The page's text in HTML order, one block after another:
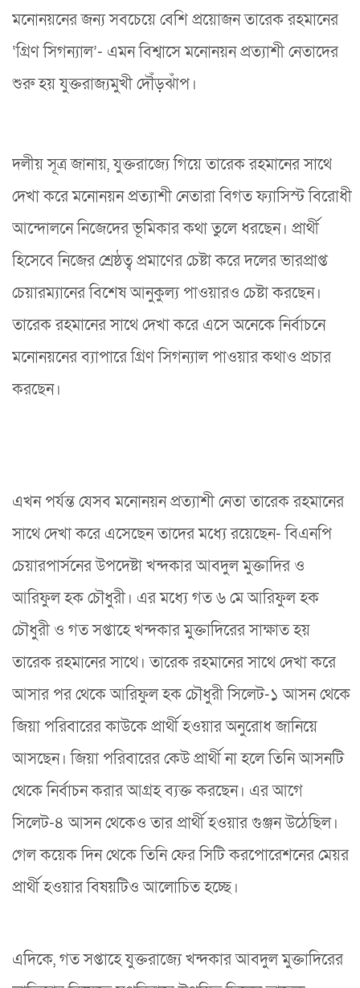
মনোনয়নের জন্য সবচেয়ে বেশি প্রয়োজন তারেক রহমানের
‘গ্রিণ সিগন্যাল’- এমন বিশ্বাসে মনোনয়ন প্রত্যাশী নেতাদের
শুরু হয় যুক্তরাজ্যমুখী দৌঁড়ঝাঁপ।
দলীয় সূত্র জানায়, যুক্তরাজ্যে গিয়ে তারেক রহমানের সাথে
দেখা করে মনোনয়ন প্রত্যাশী নেতারা বিগত ফ্যাসিস্ট বিরোধী
আন্দোলনে নিজেদের ভূমিকার কথা তুলে ধরছেন। প্রার্থী
হিসেবে নিজের শ্রেষ্ঠত্ব প্রমাণের চেষ্টা করে দলের ভারপ্রাপ্ত
চেয়ারম্যানের বিশেষ আনুকুল্য পাওয়ারও চেষ্টা করছেন।
তারেক রহমানের সাথে দেখা করে এসে অনেকে নির্বাচনে
মনোনয়নের ব্যাপারে গ্রিণ সিগন্যাল পাওয়ার কথাও প্রচার
করছেন।
এখন পর্যন্ত যেসব মনোনয়ন প্রত্যাশী নেতা তারেক রহমানের
সাথে দেখা করে এসেছেন তাদের মধ্যে রয়েছেন- বিএনপি
চেয়ারপার্সনের উপদেষ্টা খন্দকার আবদুল মুক্তাদির ও
আরিফুল হক চৌধুরী। এর মধ্যে গত ৬ মে আরিফুল হক
চৌধুরী ও গত সপ্তাহে খন্দকার মুক্তাদিরের সাক্ষাত হয়
তারেক রহমানের সাথে। তারেক রহমানের সাথে দেখা করে
আসার পর থেকে আরিফুল হক চৌধুরী সিলেট-১ আসন থেকে
জিয়া পরিবারের কাউকে প্রার্থী হওয়ার অনুরোধ জানিয়ে
আসছেন। জিয়া পরিবারের কেউ প্রার্থী না হলে তিনি আসনটি
থেকে নির্বাচন করার আগ্রহ ব্যক্ত করছেন। এর আগে
সিলেট-৪ আসন থেকেও তার প্রার্থী হওয়ার গুঞ্জন উঠেছিল।
গেল কয়েক দিন থেকে তিনি ফের সিটি করপোরেশনের মেয়র
প্রার্থী হওয়ার বিষয়টিও আলোচিত হচ্ছে।
এদিকে, গত সপ্তাহে যুক্তরাজ্যে খন্দকার আবদুল মুক্তাদিরের